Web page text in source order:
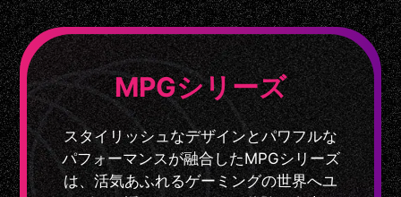
MPGシリーズ
スタイリッシュなデザインとパワフルな
パフォーマンスが融合したMPGシリーズ
は、活気あふれるゲーミングの世界へユ